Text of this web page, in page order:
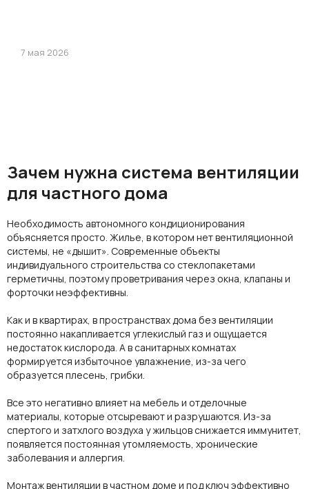
7 мая 2026
Зачем нужна система вентиляции
для частного дома
Необходимость автономного кондиционирования
объясняется просто. Жилье, в котором нет вентиляционной
системы, не «дышит». Современные объекты
индивидуального строительства со стеклопакетами
герметичны, поэтому проветривания через окна, клапаны и
форточки неэффективны.
Как и в квартирах, в пространствах дома без вентиляции
постоянно накапливается углекислый газ и ощущается
недостаток кислорода. А в санитарных комнатах
формируется избыточное увлажнение, из-за чего
образуется плесень, грибки.
Все это негативно влияет на мебель и отделочные
материалы, которые отсыревают и разрушаются. Из-за
спертого и затхлого воздуха у жильцов снижается иммунитет,
появляется постоянная утомляемость, хронические
заболевания и аллергия.
Монтаж вентиляции в частном доме и под ключ эффективно